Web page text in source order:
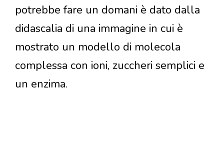
potrebbe fare un domani è dato dalla
didascalia di una immagine in cui è
mostrato un modello di molecola
complessa con ioni, zuccheri semplici e
un enzima.